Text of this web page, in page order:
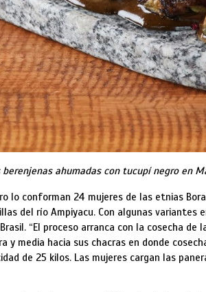
berenjenas ahumadas con tucupí negro en
lo conforman 24 mujeres de las etnias
del río Ampiyacu. Con algunas
“El proceso arranca con la cosecha
y media hacia sus chacras en donde
de 25 kilos. Las mujeres cargan las